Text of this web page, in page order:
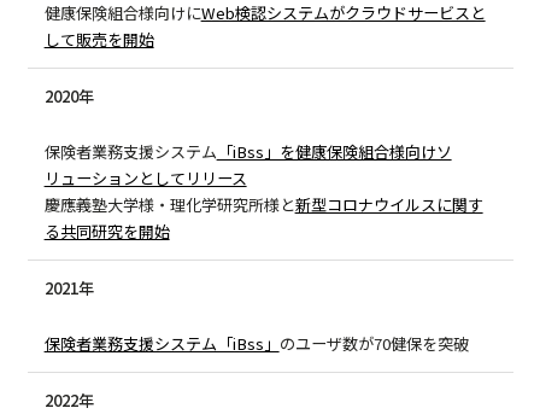
健康保険組合様向けにWeb検認システムがクラウドサービスと
して販売を開始
2020年
保険者業務支援システム 「iBss」を健康保険組合様向けソ
リューションとしてリリース
慶應義塾大学様・理化学研究所様と新型コロナウイルスに関す
る共同研究を開始
2021年
保険者業務支援システム「iBss」 のユーザ数が70健保を突破
2022年